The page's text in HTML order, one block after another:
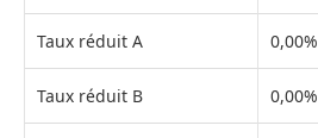
Taux réduit A 0,00%
Taux réduit B 0,00%